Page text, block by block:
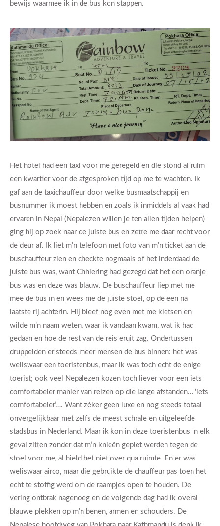
bewijs waarmee ik in de bus kon stappen.
Het hotel had een taxi voor me geregeld en die stond al ruim
een kwartier voor de afgesproken tijd op me te wachten. Ik
gaf aan de taxichauffeur door welke busmaatschappij en
busnummer ik moest hebben en zoals ik inmiddels al vaak had
ervaren in Nepal (Nepalezen willen je ten allen tijden helpen)
ging hij op zoek naar de juiste bus en zette me daar recht voor
de deur af. Ik liet m’n telefoon met foto van m’n ticket aan de
buschauffeur zien en checkte nogmaals of het inderdaad de
juiste bus was, want Chhiering had gezegd dat het een oranje
bus was en deze was blauw. De buschauffeur liep met me
mee de bus in en wees me de juiste stoel, op de een na
laatste rij achterin. Hij bleef nog even met me kletsen en
wilde m’n naam weten, waar ik vandaan kwam, wat ik had
gedaan en hoe de rest van de reis eruit zag. Ondertussen
druppelden er steeds meer mensen de bus binnen: het was
weliswaar een toeristenbus, maar ik was toch echt de enige
toerist; ook veel Nepalezen kozen toch liever voor een iets
comfortabeler manier van reizen op die lange afstanden… ‘íets
comfortabeler’…. Want zéker geen luxe en nog steeds totaal
onvergelijkbaar met zelfs de meest schrale en uitgeleefde
stadsbus in Nederland. Maar ik kon in deze toeristenbus in elk
geval zitten zonder dat m’n knieën geplet werden tegen de
stoel voor me, al hield het niet over qua ruimte. En er was
weliswaar airco, maar die gebruikte de chauffeur pas toen het
echt te stoffig werd om de raampjes open te houden. De
vering ontbrak nagenoeg en de volgende dag had ik overal
blauwe plekken op m’n benen, armen en schouders. De